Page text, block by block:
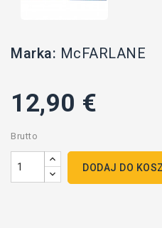
Marka: McFARLANE
12,90 €
Brutto
DODAJ DO